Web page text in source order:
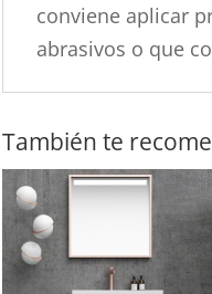
conviene aplicar
abrasivos o que
También te